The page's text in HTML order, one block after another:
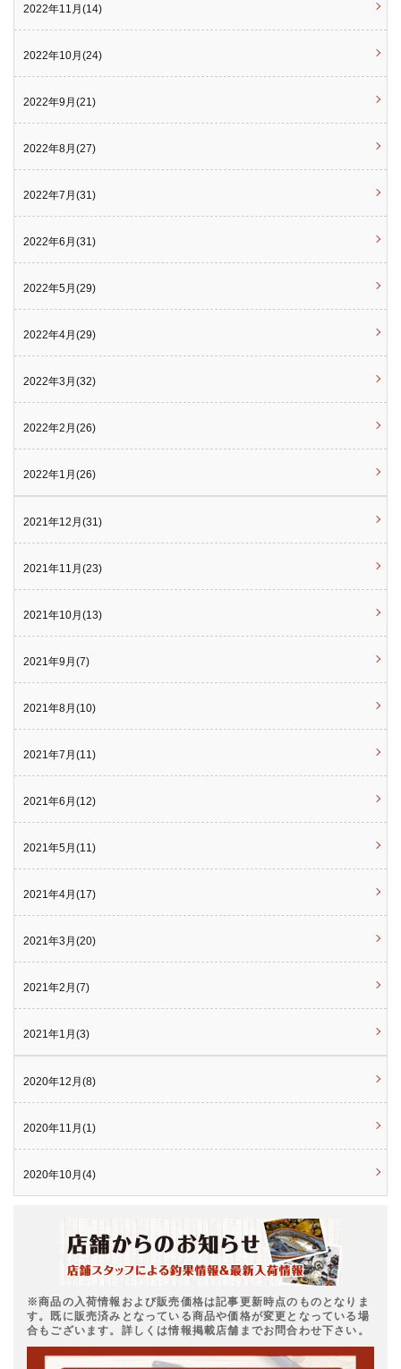
2022年11月(14)
2022年10月(24)
2022年9月(21)
2022年8月(27)
2022年7月(31)
2022年6月(31)
2022年5月(29)
2022年4月(29)
2022年3月(32)
2022年2月(26)
2022年1月(26)
2021年12月(31)
2021年11月(23)
2021年10月(13)
2021年9月(7)
2021年8月(10)
2021年7月(11)
2021年6月(12)
2021年5月(11)
2021年4月(17)
2021年3月(20)
2021年2月(7)
2021年1月(3)
2020年12月(8)
2020年11月(1)
2020年10月(4)
※商品の入荷情報および販売価格は記事更新時点のものとなりま
す。既に販売済みとなっている商品や価格が変更となっている場
合もございます。詳しくは情報掲載店舗までお問合わせ下さい。